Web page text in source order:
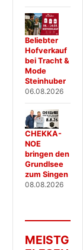
Beliebter
Hofverkauf
bei Tracht &
Mode
Steinhuber
06.08.2026
CHEKKA-
NOE
bringen den
Grundlsee
zum Singen
08.08.2026
MEISTG